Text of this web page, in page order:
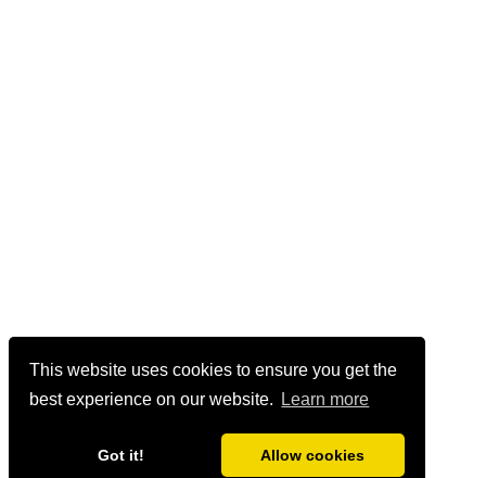
This website uses cookies to ensure you get the
best experience on our website.
Learn more
Got it! Allow cookies